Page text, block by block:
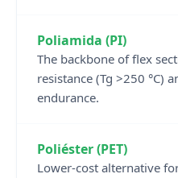
Poliamida (PI)
The backbone of flex
resistance (Tg >250 °C)
endurance.
Poliéster (PET)
Lower-cost alternative